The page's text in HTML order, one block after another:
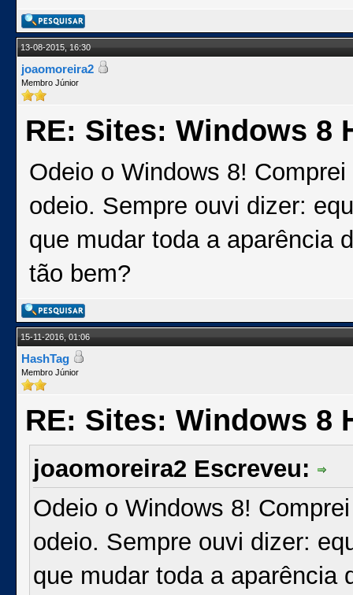
13-08-2015, 16:30
joaomoreira2
Membro Júnior
RE: Sites: Windows 8
Odeio o Windows 8!
odeio. Sempre ouvi dizer:
que mudar toda a aparência
tão bem?
15-11-2016, 01:06
HashTag
Membro Júnior
RE: Sites: Windows 8
joaomoreira2 Escreveu:
Odeio o Windows 8!
odeio. Sempre ouvi dizer:
que mudar toda a aparência